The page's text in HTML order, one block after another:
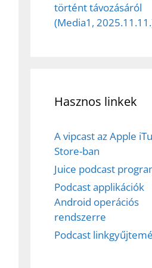
történt távozásáról
(Media1,
Hasznos linkek
A vipcast az Apple
Store-ban
Juice podcast
Podcast applikációk
Android operációs
rendszerre
Podcast